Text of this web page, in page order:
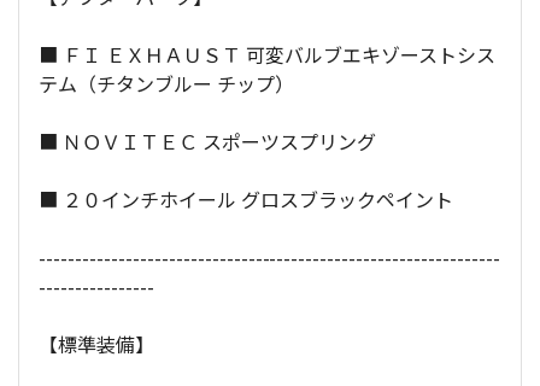
■ ＦＩ ＥＸＨＡＵＳＴ 可変バルブエキゾーストシス
テム（チタンブルー チップ）
■ ＮＯＶＩＴＥＣ スポーツスプリング
■ ２０インチホイール グロスブラックペイント
----------------------------------------------------------------
----------------
【標準装備】